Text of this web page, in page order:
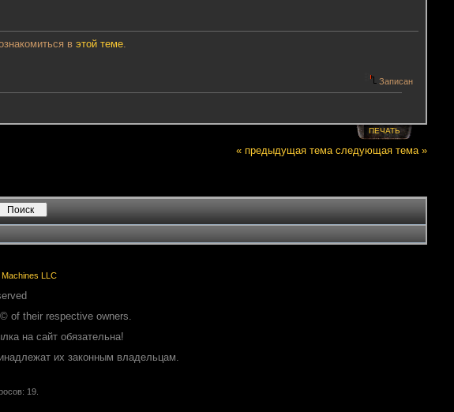
вэтой теме
Записан
ПЕЧАТЬ
« предыдущая тема следующая тема »
LLC
of their respective owners.
на сайт обязательна!
их законным владельцам.
19.